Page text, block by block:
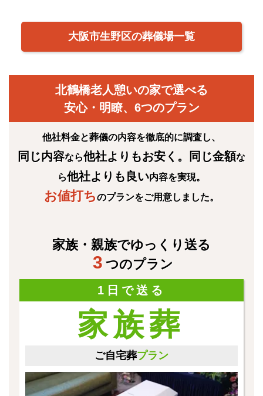
大阪市生野区の葬儀場一覧
北鶴橋老人憩いの家で選べる
安心・明瞭、6つのプラン
他社料金と葬儀の内容を徹底的に調査し、
同じ内容なら他社よりもお安く 。同じ金額な
ら他社よりも良い内容を実現。
お値打ちのプランをご用意しました。
家族・親族でゆっくり送る
3 つのプラン
1日で送る
家族葬
ご自宅葬プラン